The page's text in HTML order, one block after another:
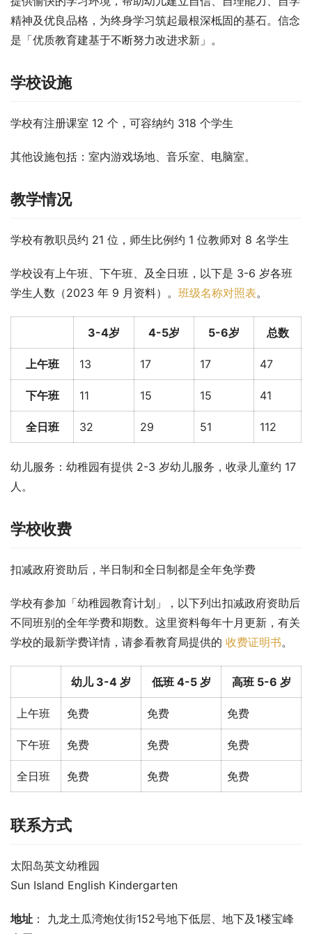
精神及优良品格，为终身学习筑起最根深柢固的基石。信念
是「优质教育建基于不断努力改进求新」。
学校设施
学校有注册课室 12 个，可容纳约 318 个学生
其他设施包括：室内游戏场地、音乐室、电脑室。
教学情况
学校有教职员约 21 位，师生比例约 1 位教师对 8 名学生
学校设有上午班、下午班、及全日班，以下是 3-6 岁各班
学生人数（2023 年 9 月资料）。 班级名称对照表。
3-4岁 4-5岁 5-6岁 总数
上午班 13 17 17 47
下午班 11 15 15 41
全日班 32 29 51 112
幼儿服务：幼稚园有提供 2-3 岁幼儿服务，收录儿童约 17
人。
学校收费
扣减政府资助后，半日制和全日制都是全年免学费
学校有参加「幼稚园教育计划」，以下列出扣减政府资助后
不同班别的全年学费和期数。这里资料每年十月更新，有关
学校的最新学费详情，请参看教育局提供的 收费证明书。
幼儿 3-4 岁 低班 4-5 岁 高班 5-6 岁
上午班 免费 免费 免费
下午班 免费 免费 免费
全日班 免费 免费 免费
联系方式
太阳岛英文幼稚园
Sun Island English Kindergarten
地址 ： 九龙土瓜湾炮仗街152号地下低层、地下及1楼宝峰